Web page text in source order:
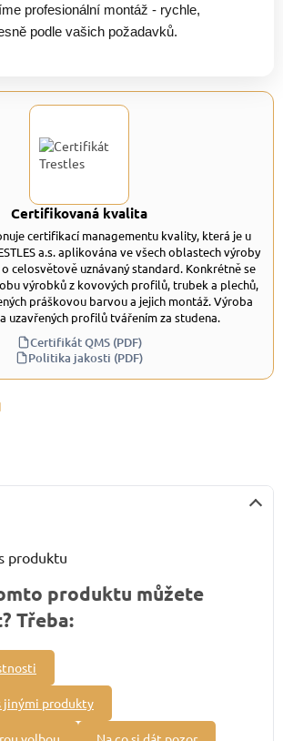
profesionální montáž - rychle,
podle vašich požadavků.
Certifikovaná kvalita
certifikací managementu kvality, která je u
a.s. aplikována ve všech oblastech výroby
celosvětově uznávaný standard. Konkrétně se
výrobků z kovových profilů, trubek a plechů,
práškovou barvou a jejich montáž. Výroba
uzavřených profilů tvářením za studena.
Certifikát QMS (PDF)
Politika jakosti (PDF)
produktu
produktu můžete
Třeba:
jinými produkty